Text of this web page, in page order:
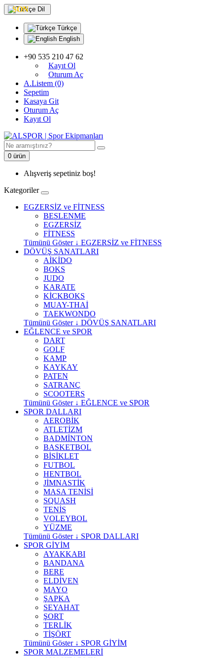
Dil
Türkçe
English
+90 535 210 47 62
Kayıt Ol
Oturum Aç
A.Listem (0)
Sepetim
Kasaya Git
Oturum Aç
Kayıt Ol
0 ürün
Alışveriş sepetiniz boş!
Kategoriler
EGZERSİZ ve FİTNESS
BESLENME
EGZERSİZ
FİTNESS
Tümünü Göster ↓ EGZERSİZ ve FİTNESS
DÖVÜŞ SANATLARI
AİKİDO
BOKS
JUDO
KARATE
KİCKBOKS
MUAY-THAİ
TAEKWONDO
Tümünü Göster ↓ DÖVÜŞ SANATLARI
EĞLENCE ve SPOR
DART
GOLF
KAMP
KAYKAY
PATEN
SATRANÇ
SCOOTERS
Tümünü Göster ↓ EĞLENCE ve SPOR
SPOR DALLARI
AEROBİK
ATLETİZM
BADMİNTON
BASKETBOL
BİSİKLET
FUTBOL
HENTBOL
JİMNASTİK
MASA TENİSİ
SQUASH
TENİS
VOLEYBOL
YÜZME
Tümünü Göster ↓ SPOR DALLARI
SPOR GİYİM
AYAKKABI
BANDANA
BERE
ELDİVEN
MAYO
ŞAPKA
SEYAHAT
ŞORT
TERLİK
TİŞÖRT
Tümünü Göster ↓ SPOR GİYİM
SPOR MALZEMELERİ
SON